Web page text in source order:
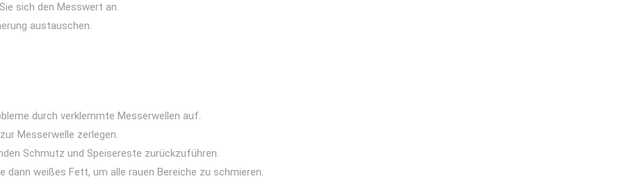
sich den Messwert an.
austauschen.
durch verklemmte Messerwellen auf.
Messerwelle zerlegen.
Schmutz und Speisereste zurückzuführen.
dann weißes Fett, um alle rauen Bereiche zu schmieren.